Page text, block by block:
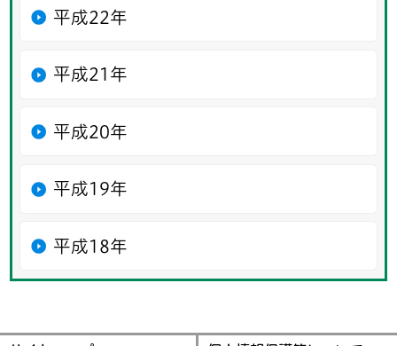
平成22年
平成21年
平成20年
平成19年
平成18年